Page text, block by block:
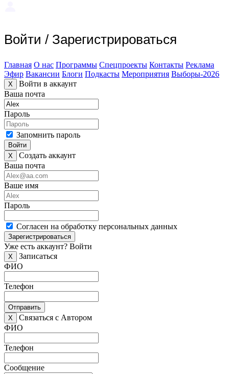
Войти / Зарегистрироваться
Главная О нас Программы Спецпроекты Контакты Реклама
Эфир Вакансии Блоги Подкасты Мероприятия Выборы-2026
X
Войти в аккаунт
Ваша почта
Пароль
Запомнить пароль
Войти
X
Создать аккаунт
Ваша почта
Ваше имя
Пароль
Согласен на обработку персональных данных
Зарегистрироваться
Уже есть аккаунт? Войти
X
Записаться
ФИО
Телефон
Отправить
X
Связаться с Автором
ФИО
Телефон
Сообщение